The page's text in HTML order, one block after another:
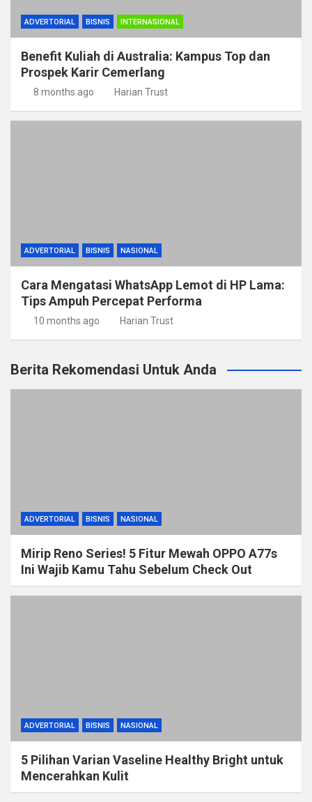
ADVERTORIAL BISNIS INTERNASIONAL
Benefit Kuliah di Australia: Kampus Top dan
Prospek Karir Cemerlang
8 months ago Harian Trust
ADVERTORIAL BISNIS NASIONAL
Cara Mengatasi WhatsApp Lemot di HP Lama:
Tips Ampuh Percepat Performa
10 months ago Harian Trust
Berita Rekomendasi Untuk Anda
ADVERTORIAL BISNIS NASIONAL
Mirip Reno Series! 5 Fitur Mewah OPPO A77s
Ini Wajib Kamu Tahu Sebelum Check Out
ADVERTORIAL BISNIS NASIONAL
5 Pilihan Varian Vaseline Healthy Bright untuk
Mencerahkan Kulit